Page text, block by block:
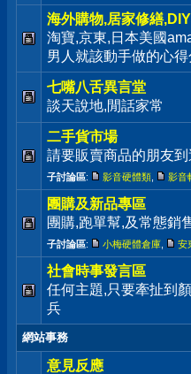
海外購物,居家修繕
淘寶,京東,日本美國
男人就該動手做的心得
七嘴八舌異言堂
談天說地,閒話家常
二手貨市場
請要販賣商品的朋友
子討論區: 影音硬體類 影音
團購及新品專區
團購,跑單幫,及常態銷
子討論區: 小梅硬體倉庫 安
社會時事發言區
任何主題,只要牽扯到
兵
網站事務
意見反應